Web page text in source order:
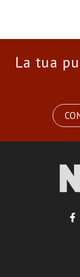
La tua